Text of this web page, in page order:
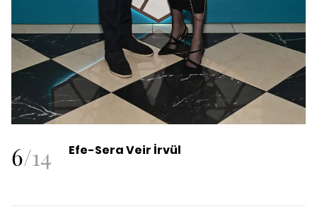
6/14 Efe-Sera Veir İrvül